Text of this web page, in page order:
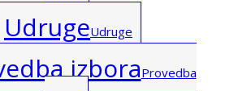
UdrugeUdruge
izboraProvedba